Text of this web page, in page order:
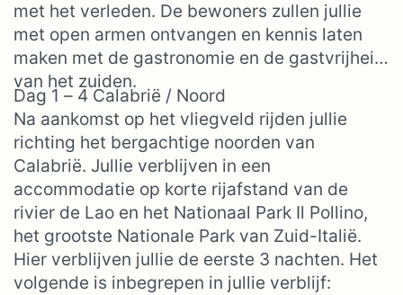
met het verleden. De bewoners zullen jullie
met open armen ontvangen en kennis laten
maken met de gastronomie en de gastvrijheid
van het zuiden.
Dag 1 – 4 Calabrië / Noord
Na aankomst op het vliegveld rijden jullie
richting het bergachtige noorden van
Calabrië. Jullie verblijven in een
accommodatie op korte rijafstand van de
rivier de Lao en het Nationaal Park Il Pollino,
het grootste Nationale Park van Zuid-Italië.
Hier verblijven jullie de eerste 3 nachten. Het
volgende is inbegrepen in jullie verblijf: